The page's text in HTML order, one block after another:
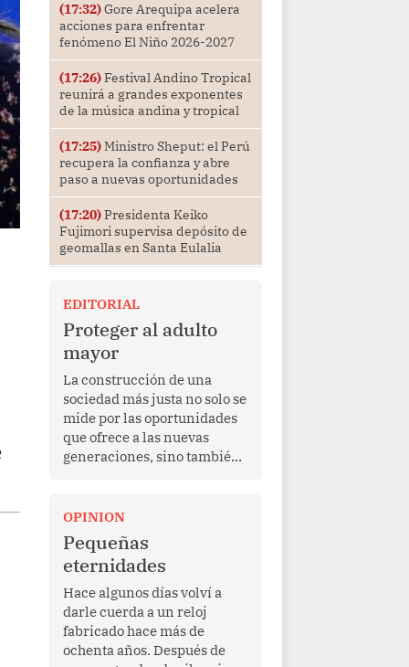
(17:32)Gore Arequipa acelera
acciones para enfrentar
fenómeno El Niño 2026-2027
(17:26)Festival Andino Tropical
reunirá a grandes exponentes
de la música andina y tropical
(17:25)Ministro Sheput: el Perú
recupera la confianza y abre
paso a nuevas oportunidades
(17:20)Presidenta Keiko
Fujimori supervisa depósito de
geomallas en Santa Eulalia
EDITORIAL
Proteger al adulto
mayor
La construcción de una
sociedad más justa no solo se
mide por las oportunidades
que ofrece a las nuevas
generaciones, sino también
de una vida de esfuerzo y
trabajo, afrontan la vejez en
condiciones de
vulnerabilidad. El anuncio
formulado por la presidenta
de la república, Keiko
Fujimori, de incrementar de
350 a 700 soles bimestrales
OPINION
Pequeñas
eternidades
Hace algunos días volví a
darle cuerda a un reloj
fabricado hace más de
ochenta años. Después de